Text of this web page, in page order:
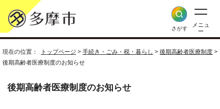
さがす
メニュ
ー
現在の位置： トップページ > 手続き・ごみ・税・暮らし > 後期高齢者医療制度 >
後期高齢者医療制度のお知らせ
後期高齢者医療制度のお知らせ